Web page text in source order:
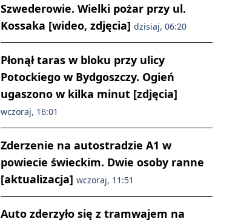
Szwederowie. Wielki pożar przy ul.
Kossaka [wideo, zdjęcia] dzisiaj, 06:20
Płonął taras w bloku przy ulicy
Potockiego w Bydgoszczy. Ogień
ugaszono w kilka minut [zdjęcia]
wczoraj, 16:01
Zderzenie na autostradzie A1 w
powiecie świeckim. Dwie osoby ranne
[aktualizacja] wczoraj, 11:51
Auto zderzyło się z tramwajem na